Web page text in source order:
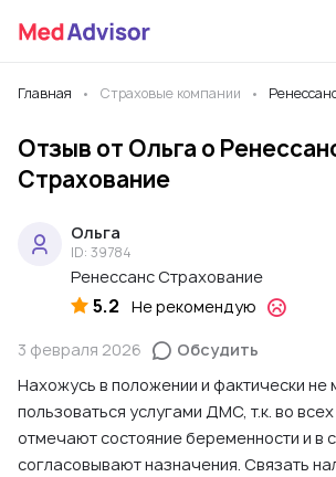
Главная Страховые компании
Отзыв от Ольга о
Страхование
Ольга
ID: 39784
Ренессанс Страхование
5.2 Не рекомендую
3 февраля 2026
Обсудить
Нахожусь в положении и фактически не
пользоваться услугами ДМС, т.к. во
отмечают состояние беременности и в
согласовывают назначения. Связать